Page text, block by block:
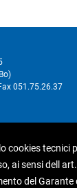
051.75.26.37
cookies tecnici
ai sensi dell
del Garante